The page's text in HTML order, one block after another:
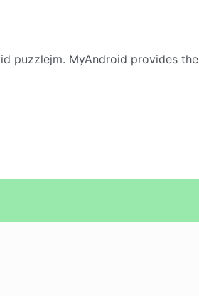
puzzlejm. MyAndroid provides the